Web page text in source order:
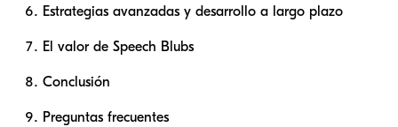
Estrategias avanzadas y desarrollo a largo plazo
El valor de Speech Blubs
Conclusión
Preguntas frecuentes